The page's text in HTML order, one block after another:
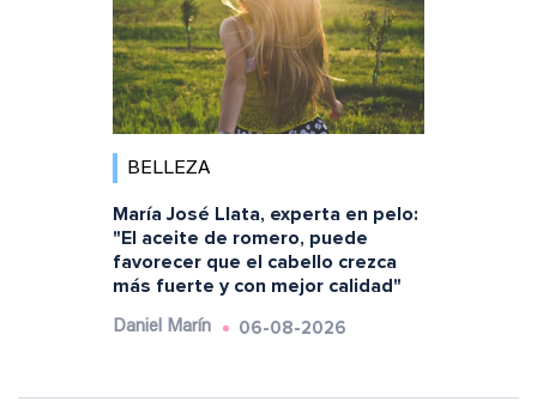
BELLEZA
María José Llata, experta en pelo:
"El aceite de romero, puede
favorecer que el cabello crezca
más fuerte y con mejor calidad"
Daniel Marín 06-08-2026